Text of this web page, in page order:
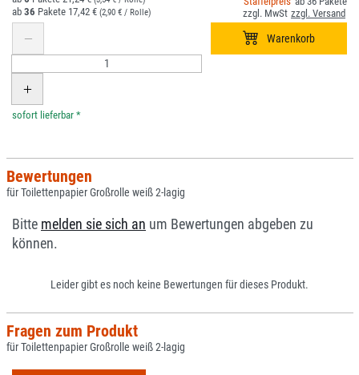
36 17,42 € (2,90 € / Rolle)
*
Bewertungen
für Toilettenpapier Großrolle weiß 2-lagig
Bitte melden sie sich an um Bewertungen abgeben zu
können.
Leider gibt es noch keine Bewertungen für dieses Produkt.
Fragen zum Produkt
für Toilettenpapier Großrolle weiß 2-lagig